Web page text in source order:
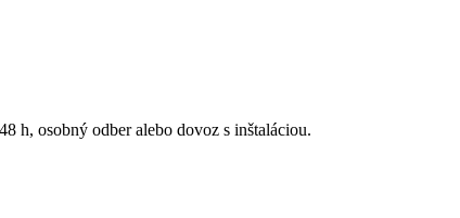
h, osobný odber alebo dovoz s inštaláciou.